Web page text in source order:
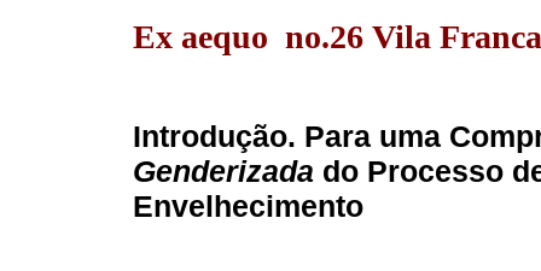
Ex aequo no.26 Vila
Introdução. Para uma
Genderizada do Processo
Envelhecimento